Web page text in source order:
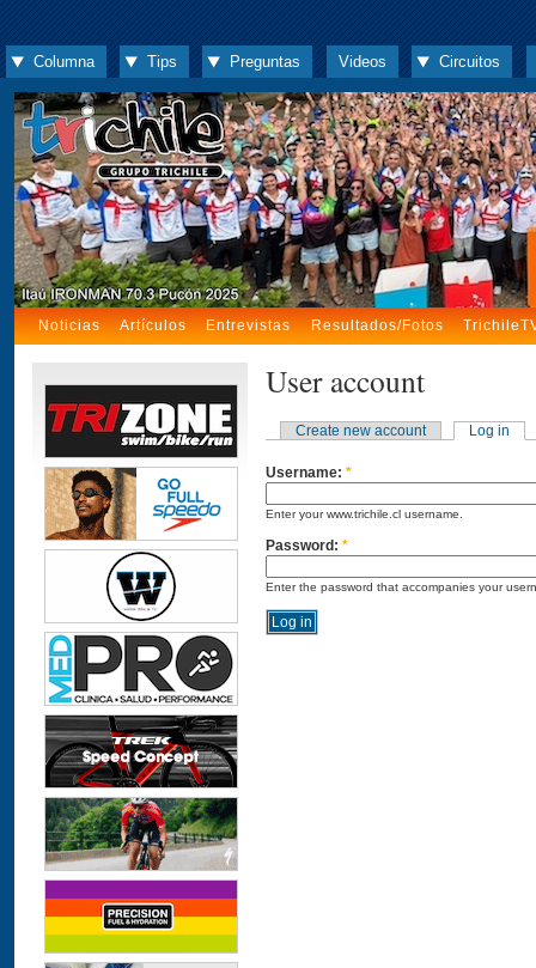
Columna Tips Preguntas Videos Circuitos
Noticias Artículos Entrevistas Resultados/Fotos
User account
Create new account Log in
Username: *
Enter your www.trichile.cl username.
Password: *
Enter the password that accompanies your